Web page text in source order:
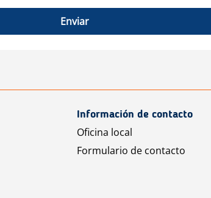
Enviar
Información de contacto
Oficina local
Formulario de contacto